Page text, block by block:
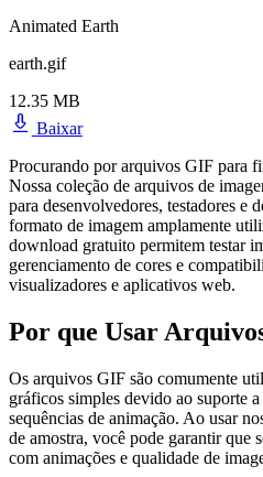
Animated Earth
earth.gif
12.35 MB
Baixar
Procurando por arquivos GIF para
Nossa coleção de arquivos de
para desenvolvedores, testadores e
formato de imagem amplamente
download gratuito permitem testar
gerenciamento de cores e
visualizadores e aplicativos web.
Por que Usar
Os arquivos GIF são comumente
gráficos simples devido ao suporte
sequências de animação. Ao usar
de amostra, você pode garantir que
com animações e qualidade de